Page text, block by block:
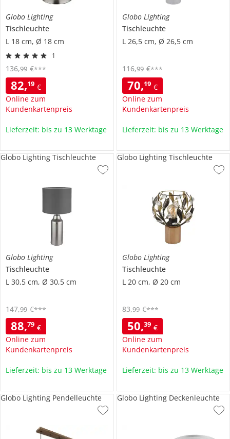
Globo Lighting
Tischleuchte
L 18 cm, Ø 18 cm
1
82,19 €
Online zum
Kundenkartenpreis
136,99 €***
Lieferzeit: bis zu 13 Werktage
Globo Lighting
Tischleuchte
L 26,5 cm, Ø 26,5 cm
70,19 €
Online zum
Kundenkartenpreis
116,99 €***
Lieferzeit: bis zu 13 Werktage
Globo Lighting
Tischleuchte
L 30,5 cm, Ø 30,5 cm
88,79 €
Online zum
Kundenkartenpreis
147,99 €***
Globo Lighting Tischleuchte
Lieferzeit: bis zu 13 Werktage
Globo Lighting
Tischleuchte
L 20 cm, Ø 20 cm
50,39 €
Online zum
Kundenkartenpreis
83,99 €***
Globo Lighting Tischleuchte
Lieferzeit: bis zu 13 Werktage
Globo Lighting Pendelleuchte Globo Lighting Deckenleuchte